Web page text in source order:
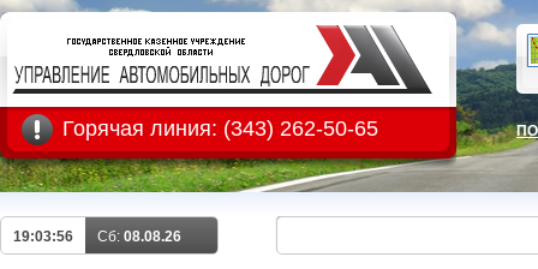
Горячая линия: (343) 262-50-65
19:03:57 Сб: 08.08.26